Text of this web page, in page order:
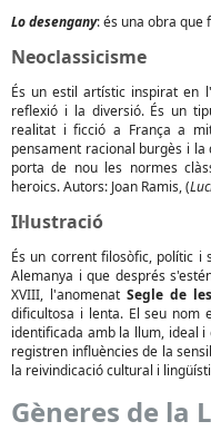
Lo desengany: és una obra que
Neoclassicisme
És un estil artístic inspirat en
reflexió i la diversió. És un
realitat i ficció a França a
pensament racional burgès i
porta de nou les normes
heroics. Autors: Joan Ramis, (
Il·lustració
És un corrent filosòfic, polític i
Alemanya i que després
XVIII, l'anomenat Segle de
dificultosa i lenta. El seu nom
identificada amb la llum, ideal
registren influències de la
la reivindicació cultural i
Gèneres de la